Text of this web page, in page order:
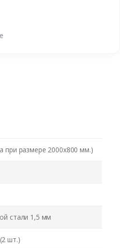
при размере 2000x800 мм.)
стали 1,5 мм
шт.)